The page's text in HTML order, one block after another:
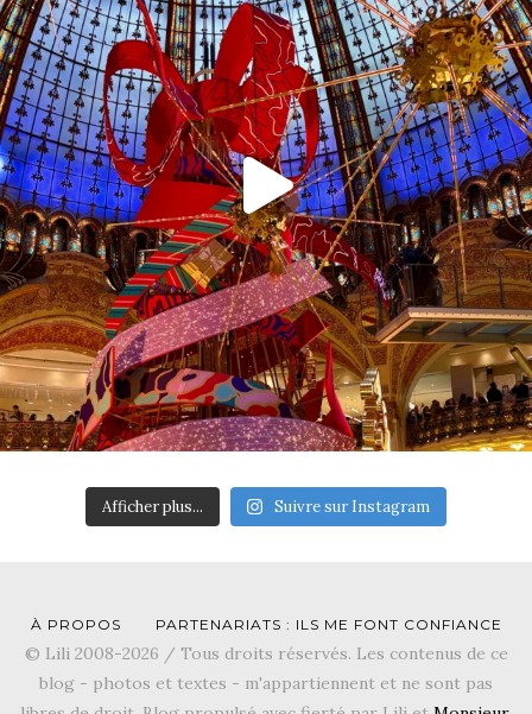
Afficher plus... Suivre sur Instagram
À PROPOS PARTENARIATS : ILS ME FONT CONFIANCE
© Lili 2008-2026 / Tous droits réservés. Les contenus de ce
blog - photos et textes - m'appartiennent et ne sont pas